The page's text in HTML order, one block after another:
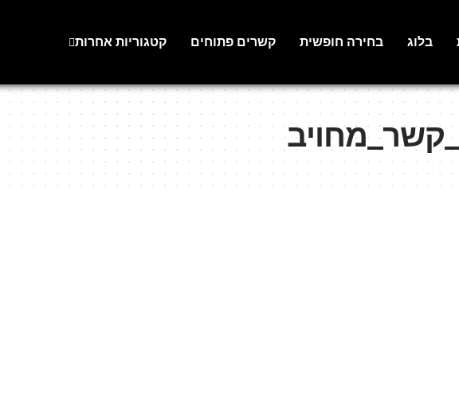
בלוג בחירה חופשית קשרים פתוחים קטגוריות אחרות